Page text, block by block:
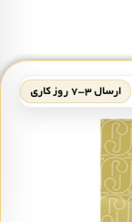
ارسال ۳-۷ روز کاری